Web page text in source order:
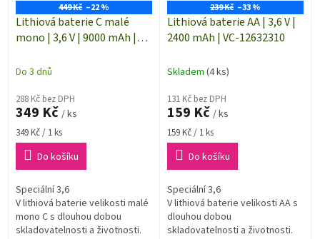
449 Kč –22 %
Lithiová baterie C malé
mono | 3,6 V | 9000 mAh |
Do 3 dnů
288 Kč bez DPH
349 Kč / ks
Měrná
cena:
349 Kč / 1 ks
Do košíku
Speciální 3,6
V lithiová baterie velikosti malé
mono C s dlouhou dobou
skladovatelnosti a životnosti.
239 Kč –33 %
Lithiová baterie AA | 3,6 V |
2400 mAh | VC-12632310
Skladem (4 ks)
131 Kč bez DPH
159 Kč / ks
Měrná
cena:
159 Kč / 1 ks
Do košíku
Speciální 3,6
V lithiová baterie velikosti AA s
dlouhou dobou
skladovatelnosti a životnosti.